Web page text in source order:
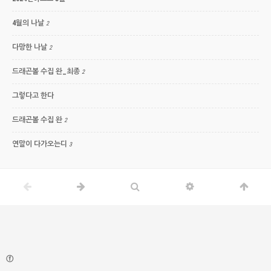
4월의 나날 2
다망한 나날 2
드래곤볼 수집 완_최종 2
그렇다고 한다
드래곤볼 수집 완 2
연말이 다가오는디 3
ⓕ